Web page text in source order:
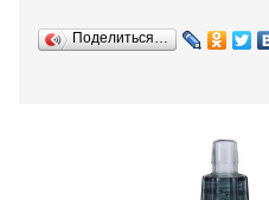
Поделиться…